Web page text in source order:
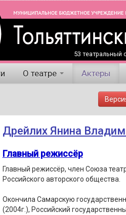
53 театральный
О театре Актеры
Дрейлих Янина
Главный режиссёр
Главный режиссёр, член Союза
Российского авторского общества.
Окончила Самарскую
(2004г.), Российский